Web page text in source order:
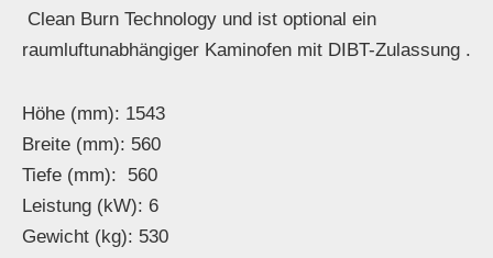
Clean Burn Technology und ist optional ein
raumluftunabhängiger Kaminofen mit DIBT-Zulassung .
Höhe (mm): 1543
Breite (mm): 560
Tiefe (mm): 560
Leistung (kW): 6
Gewicht (kg): 530